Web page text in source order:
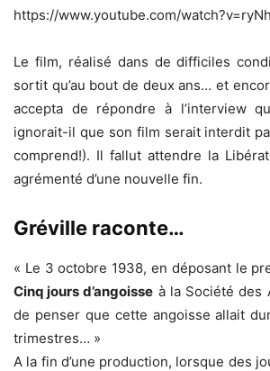
https://www.youtube.com/
Le film, réalisé dans de difficiles
sortit qu’au bout de deux ans… et
accepta de répondre à l’interview
ignorait-il que son film serait interdit
comprend!). Il fallut attendre la
agrémenté d’une nouvelle fin.
Gréville raconte…
« Le 3 octobre 1938, en déposant le
Cinq jours d’angoisse à la Société des
de penser que cette angoisse allait
trimestres… »
A la fin d’une production, lorsque des